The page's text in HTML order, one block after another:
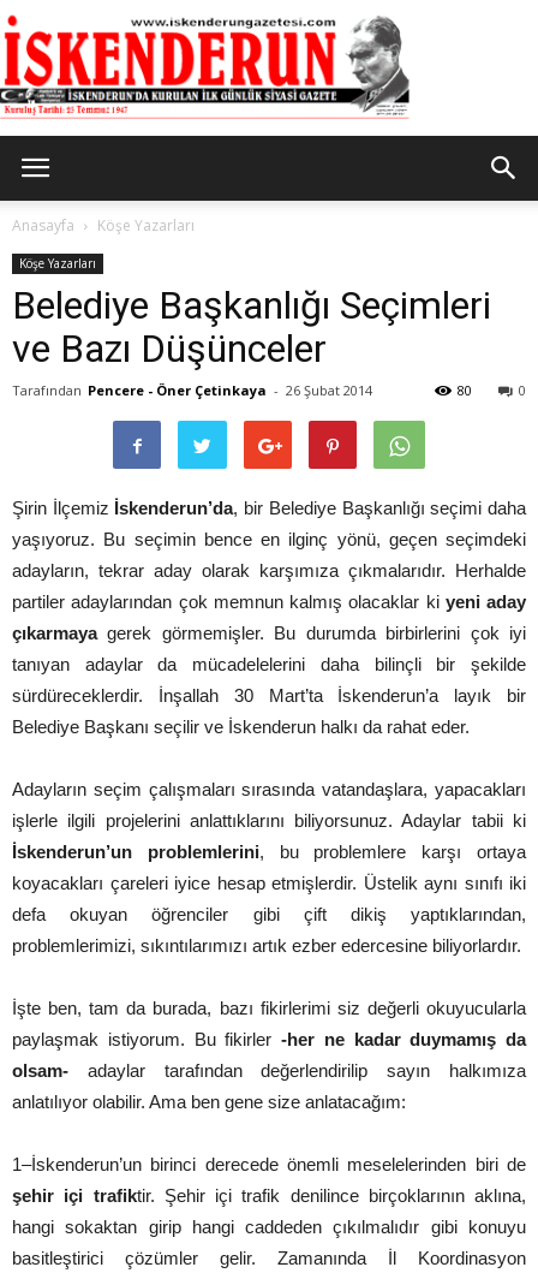
Gazetesi
Anasayfa Köşe Yazarları
Köşe Yazarları
Belediye Başkanlığı Seçimleri
ve Bazı Düşünceler
Tarafından Pencere - Öner Çetinkaya - 26 Şubat 2014 0
80
Şirin İlçemiz İskenderun’da, bir Belediye Başkanlığı seçimi daha
yaşıyoruz. Bu seçimin bence en ilginç yönü, geçen seçimdeki
adayların, tekrar aday olarak karşımıza çıkmalarıdır. Herhalde
partiler adaylarından çok memnun kalmış olacaklar ki yeni aday
çıkarmayagerek görmemişler. Bu durumda birbirlerini çok iyi
tanıyan adaylar da mücadelelerini daha bilinçli bir şekilde
sürdüreceklerdir. İnşallah 30 Mart’ta İskenderun’a layık bir
Belediye Başkanı seçilir ve İskenderun halkı da rahat eder.
Adayların seçim çalışmaları sırasında vatandaşlara, yapacakları
işlerle ilgili projelerini anlattıklarını biliyorsunuz. Adaylar tabii ki
İskenderun’un problemlerini, bu problemlere karşı ortaya
koyacakları çareleri iyice hesap etmişlerdir. Üstelik aynı sınıfı iki
defa okuyan öğrenciler gibi çift dikiş yaptıklarından,
problemlerimizi, sıkıntılarımızı artık ezber edercesine biliyorlardır.
İşte ben, tam da burada, bazı fikirlerimi siz değerli okuyucularla
paylaşmak istiyorum. Bu fikirler -her ne kadar duymamış da
olsam- adaylar tarafından değerlendirilip sayın halkımıza
anlatılıyor olabilir. Ama ben gene size anlatacağım:
1–İskenderun’un birinci derecede önemli meselelerinden biri de
şehir içi trafiktir. Şehir içi trafik denilince birçoklarının aklına,
hangi sokaktan girip hangi caddeden çıkılmalıdır gibi konuyu
basitleştirici çözümler gelir. Zamanında İl Koordinasyon